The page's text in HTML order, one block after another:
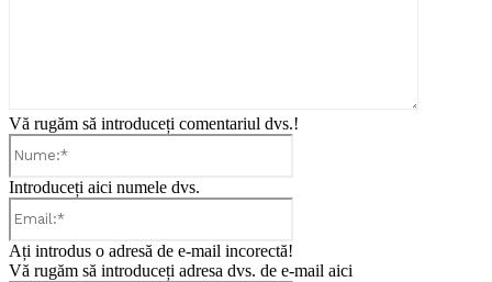
Vă rugăm să introduceți comentariul dvs.!
Introduceți aici numele dvs.
Ați introdus o adresă de e-mail incorectă!
Vă rugăm să introduceți adresa dvs. de e-mail aici